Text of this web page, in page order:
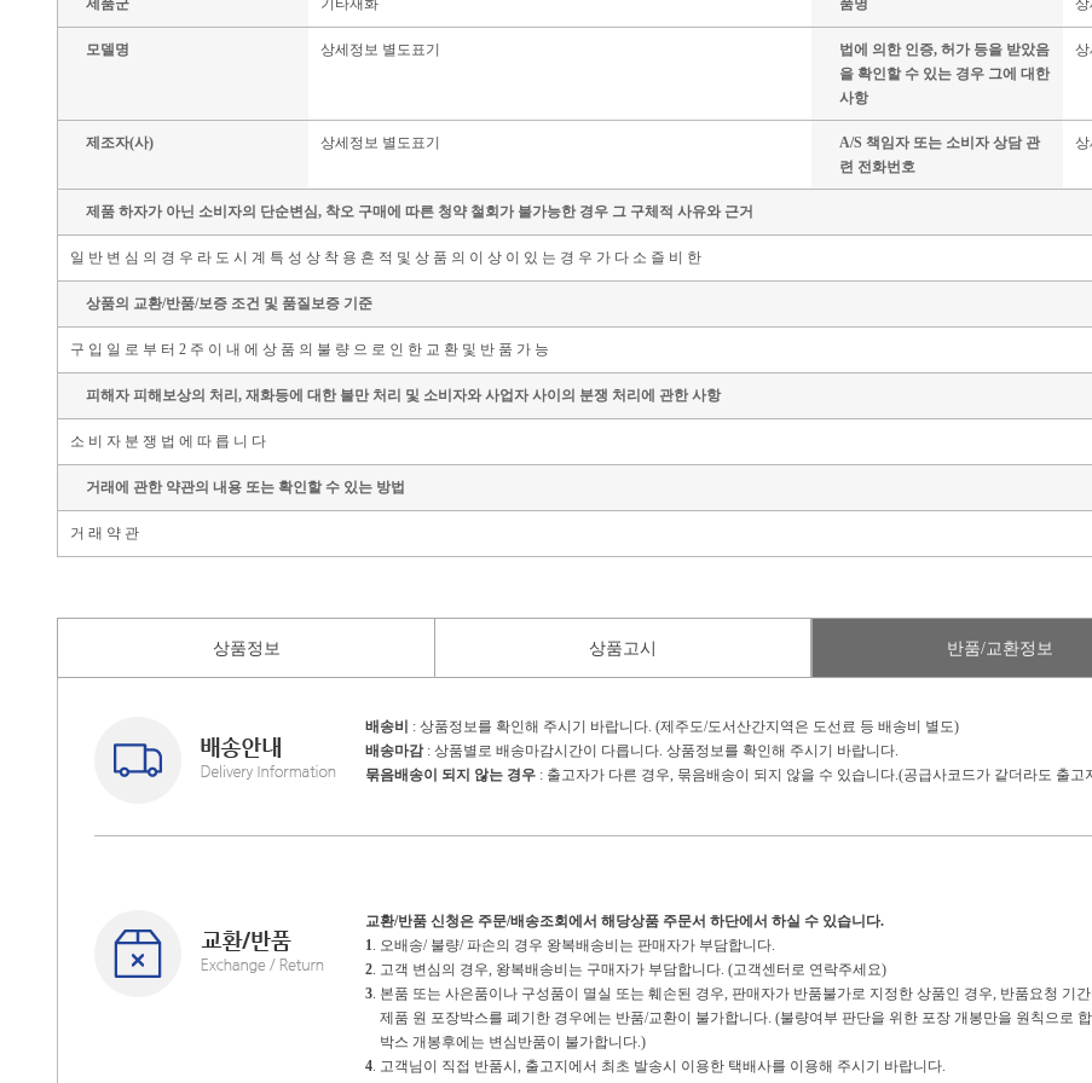
제품군 기타재화 품명 상
모델명 상세정보 별도표기
법에 의한 인증, 허가 등을 받았음
을 확인할 수 있는 경우 그에 대한
사항
상
제조자(사) 상세정보 별도표기
A/S 책임자 또는 소비자 상담 관
련 전화번호
상
제품 하자가 아닌 소비자의 단순변심, 착오 구매에 따른 청약 철회가 불가능한 경우 그 구체적 사유와 근거
일 반 변 심 의 경 우 라 도 시 계 특 성 상 착 용 흔 적 및 상 품 의 이 상 이 있 는 경 우 가 다 소 즐 비 한
상품의 교환/반품/보증 조건 및 품질보증 기준
구 입 일 로 부 터 2 주 이 내 에 상 품 의 불 량 으 로 인 한 교 환 및 반 품 가 능
피해자 피해보상의 처리, 재화등에 대한 불만 처리 및 소비자와 사업자 사이의 분쟁 처리에 관한 사항
소 비 자 분 쟁 법 에 따 릅 니 다
거래에 관한 약관의 내용 또는 확인할 수 있는 방법
거 래 약 관
상품정보 상품고시 반품/교환정보
배송비
: 상품정보를 확인해 주시기 바랍니다. (제주도/도서산간지역은 도선료 등 배송비 별도)
배송마감: 상품별로 배송마감시간이 다릅니다. 상품정보를 확인해 주시기 바랍니다.
묶음배송이 되지 않는 경우 : 출고자가 다른 경우, 묶음배송이 되지 않을 수 있습니다.(공급사코드가 같더라도 출고
교환/반품 신청은 주문/배송조회에서 해당상품 주문서 하단에서 하실 수 있습니다.
1. 오배송/ 불량/ 파손의 경우 왕복배송비는 판매자가 부담합니다.
2. 고객 변심의 경우, 왕복배송비는 구매자가 부담합니다. (고객센터로 연락주세요)
3. 본품 또는 사은품이나 구성품이 멸실 또는 훼손된 경우, 판매자가 반품불가로 지정한 상품인 경우, 반품요청 기
제품 원 포장박스를 폐기한 경우에는 반품/교환이 불가합니다. (불량여부 판단을 위한 포장 개봉만을 원칙으로
박스 개봉후에는 변심반품이 불가합니다.)
4. 고객님이 직접 반품시, 출고지에서 최초 발송시 이용한 택배사를 이용해 주시기 바랍니다.